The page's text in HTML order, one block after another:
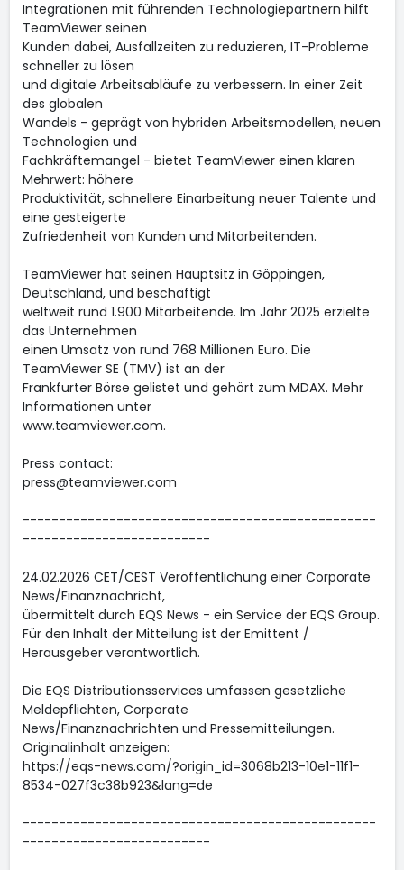
Integrationen mit führenden Technologiepartnern hilft
TeamViewer seinen
Kunden dabei, Ausfallzeiten zu reduzieren, IT-Probleme
schneller zu lösen
und digitale Arbeitsabläufe zu verbessern. In einer Zeit
des globalen
Wandels - geprägt von hybriden Arbeitsmodellen, neuen
Technologien und
Fachkräftemangel - bietet TeamViewer einen klaren
Mehrwert: höhere
Produktivität, schnellere Einarbeitung neuer Talente und
eine gesteigerte
Zufriedenheit von Kunden und Mitarbeitenden.
TeamViewer hat seinen Hauptsitz in Göppingen,
Deutschland, und beschäftigt
weltweit rund 1.900 Mitarbeitende. Im Jahr 2025 erzielte
das Unternehmen
einen Umsatz von rund 768 Millionen Euro. Die
TeamViewer SE (TMV) ist an der
Frankfurter Börse gelistet und gehört zum MDAX. Mehr
Informationen unter
www.teamviewer.com.
Press contact:
press@teamviewer.com
-------------------------------------------------
--------------------------
24.02.2026 CET/CEST Veröffentlichung einer Corporate
News/Finanznachricht,
übermittelt durch EQS News - ein Service der EQS Group.
Für den Inhalt der Mitteilung ist der Emittent /
Herausgeber verantwortlich.
Die EQS Distributionsservices umfassen gesetzliche
Meldepflichten, Corporate
News/Finanznachrichten und Pressemitteilungen.
Originalinhalt anzeigen:
https://eqs-news.com/?origin_id=3068b213-10e1-11f1-
8534-027f3c38b923&lang=de
-------------------------------------------------
--------------------------